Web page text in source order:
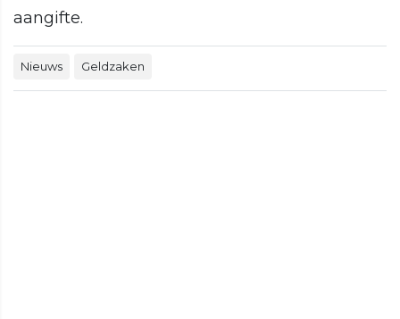
aangifte.
Nieuws Geldzaken